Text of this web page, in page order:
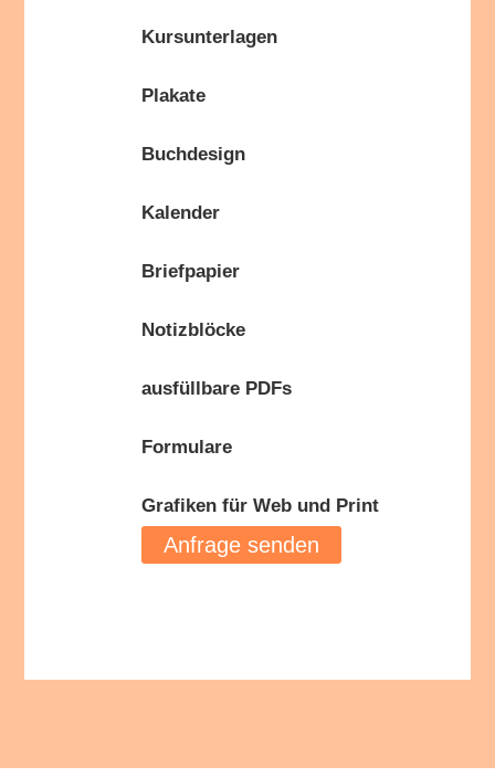
Kursunterlagen
Plakate
Buchdesign
Kalender
Briefpapier
Notizblöcke
ausfüllbare PDFs
Formulare
Grafiken für Web und Print
Anfrage senden